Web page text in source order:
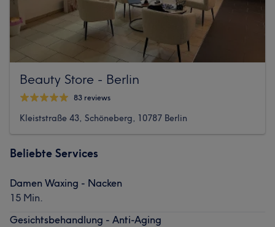
Beauty Store - Berlin
83 reviews
Kleiststraße 43, Schöneberg, 10787 Berlin
Beliebte Services
Damen Waxing - Nacken
15 Min.
Gesichtsbehandlung - Anti-Aging